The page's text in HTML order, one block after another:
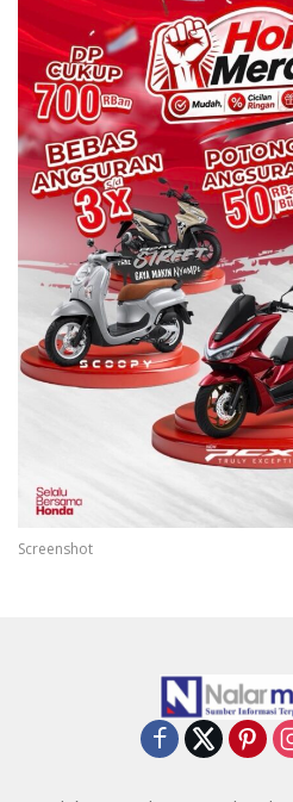
Screenshot